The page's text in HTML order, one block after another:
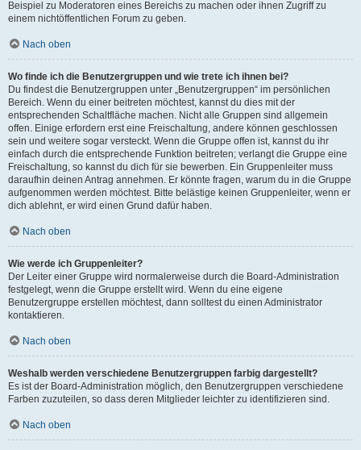
Beispiel zu Moderatoren eines Bereichs zu machen oder ihnen Zugriff zu
einem nichtöffentlichen Forum zu geben.
Nach oben
Wo finde ich die Benutzergruppen und wie trete ich ihnen bei?
Du findest die Benutzergruppen unter „Benutzergruppen“ im persönlichen
Bereich. Wenn du einer beitreten möchtest, kannst du dies mit der
entsprechenden Schaltfläche machen. Nicht alle Gruppen sind allgemein
offen. Einige erfordern erst eine Freischaltung, andere können geschlossen
sein und weitere sogar versteckt. Wenn die Gruppe offen ist, kannst du ihr
einfach durch die entsprechende Funktion beitreten; verlangt die Gruppe eine
Freischaltung, so kannst du dich für sie bewerben. Ein Gruppenleiter muss
daraufhin deinen Antrag annehmen. Er könnte fragen, warum du in die Gruppe
aufgenommen werden möchtest. Bitte belästige keinen Gruppenleiter, wenn er
dich ablehnt, er wird einen Grund dafür haben.
Nach oben
Wie werde ich Gruppenleiter?
Der Leiter einer Gruppe wird normalerweise durch die Board-Administration
festgelegt, wenn die Gruppe erstellt wird. Wenn du eine eigene
Benutzergruppe erstellen möchtest, dann solltest du einen Administrator
kontaktieren.
Nach oben
Weshalb werden verschiedene Benutzergruppen farbig dargestellt?
Es ist der Board-Administration möglich, den Benutzergruppen verschiedene
Farben zuzuteilen, so dass deren Mitglieder leichter zu identifizieren sind.
Nach oben